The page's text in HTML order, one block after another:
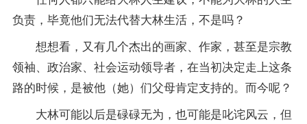
负责，毕竟他们无法代替大林生活，不是吗？
想想看，又有几个杰出的画家、作家，甚至是宗教
领袖、政治家、社会运动领导者，在当初决定走上这条
路的时候，是被他（她）们父母肯定支持的。而今呢？
大林可能以后是碌碌无为，也可能是叱诧风云，但